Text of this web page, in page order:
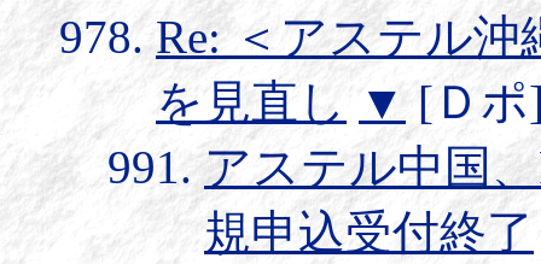
Re: ＜アステル
を見直し ▼ [Ｄポ
アステル中国
規申込受付終了